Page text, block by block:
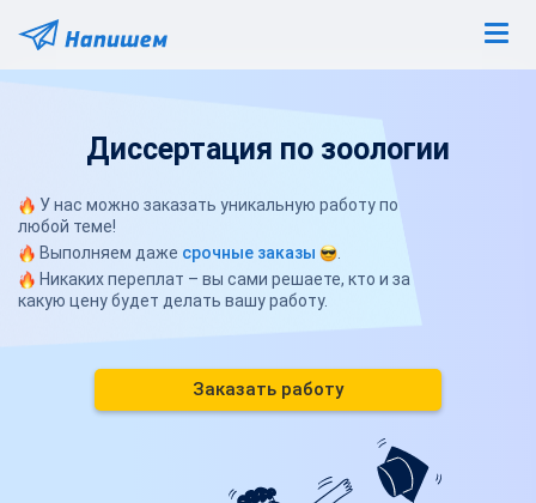
Диссертация по зоологии
У нас можно заказать уникальную работу по
любой теме!
Выполняем даже срочные заказы
Никаких переплат – вы сами решаете, кто и за
какую цену будет делать вашу работу.
Заказать работу